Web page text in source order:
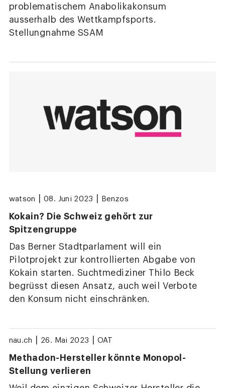
problematischem Anabolikakonsum
ausserhalb des Wettkampfsports.
Stellungnahme SSAM
watson 08. Juni 2023 Benzos
Kokain? Die Schweiz gehört zur
Spitzengruppe
Das Berner Stadtparlament will ein
Pilotprojekt zur kontrollierten Abgabe von
Kokain starten. Suchtmediziner Thilo Beck
begrüsst diesen Ansatz, auch weil Verbote
den Konsum nicht einschränken.
nau.ch 26. Mai 2023 OAT
Methadon-Hersteller könnte Monopol-
Stellung verlieren